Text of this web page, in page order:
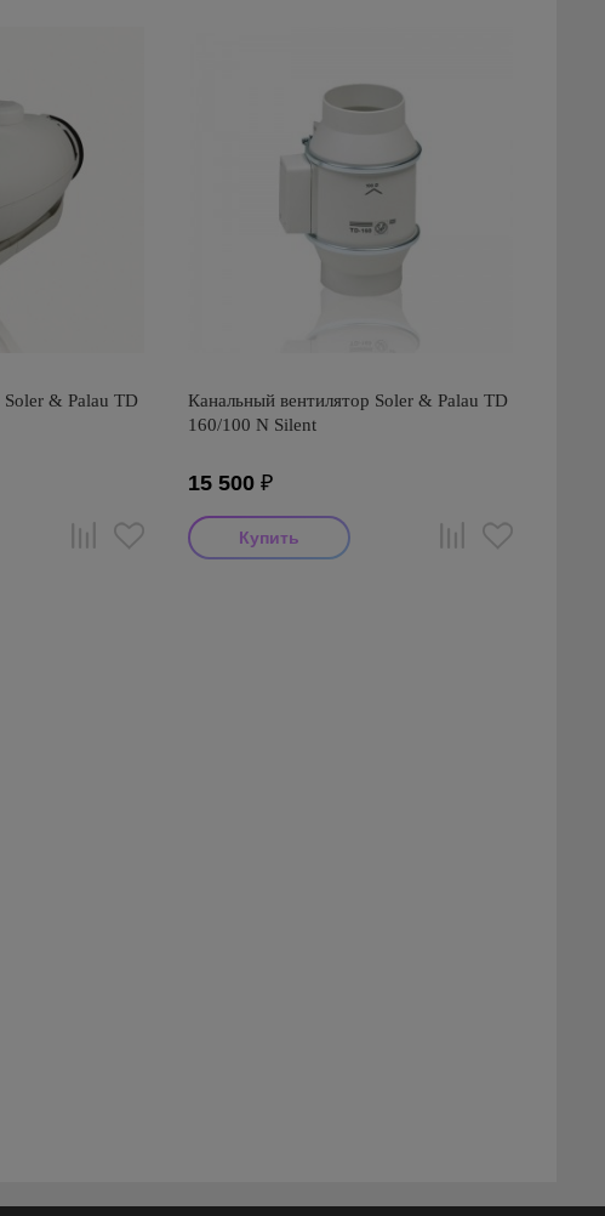
Soler & Palau TD
Канальный вентилятор Soler & Palau TD
160/100 N Silent
15 500₽